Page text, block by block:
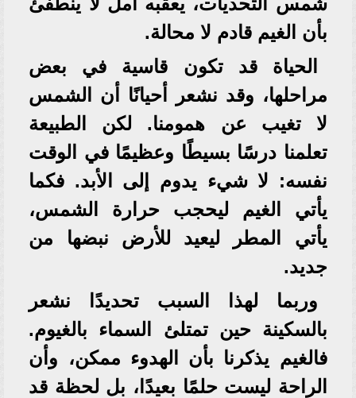
بأن الغيم قادم لا محالة.
الحياة قد تكون قاسية في بعض
مراحلها، وقد نشعر أحيانًا أن الشمس
لا تغيب عن همومنا. لكن الطبيعة
تعلمنا درسًا بسيطًا وعظيمًا في الوقت
نفسه: لا شيء يدوم إلى الأبد. فكما
يأتي الغيم ليحجب حرارة الشمس،
يأتي المطر ليعيد للأرض نبضها من
جديد.
وربما لهذا السبب تحديدًا نشعر
بالسكينة حين تمتلئ السماء بالغيوم.
فالغيم يذكرنا بأن الهدوء ممكن، وأن
الراحة ليست حلمًا بعيدًا، بل لحظة قد